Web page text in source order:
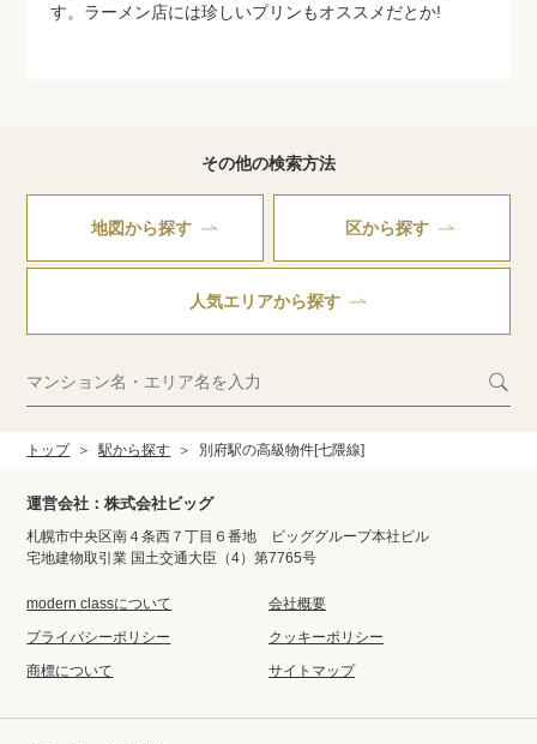
す。ラーメン店には珍しいプリンもオススメだとか!
その他の検索方法
地図から探す 区から探す
人気エリアから探す
トップ 駅から探す 別府駅の高級物件[七隈線]
運営会社：株式会社ビッグ
札幌市中央区南４条西７丁目６番地 ビッググループ本社ビル
宅地建物取引業 国土交通大臣（4）第7765号
modern classについて
会社概要
プライバシーポリシー
クッキーポリシー
商標について
サイトマップ